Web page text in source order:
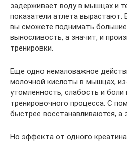
задерживает воду в мышцах и
показатели атлета вырастают.
вы сможете поднимать
выносливость, а значит, и
тренировки.
Еще одно немаловажное
молочной кислоты в мышцах,
утомленность, слабость и
тренировочного процесса. С
быстрее восстанавливаются, а
Но эффекта от одного